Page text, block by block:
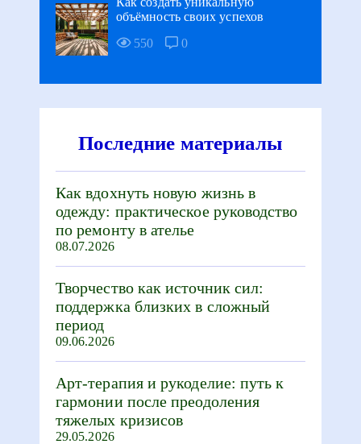
объёмность своих успехов
550
0
Последние материалы
Как вдохнуть новую жизнь в
одежду: практическое руководство
по ремонту в ателье
08.07.2026
Творчество как источник сил:
поддержка близких в сложный
период
09.06.2026
Арт-терапия и рукоделие: путь к
гармонии после преодоления
тяжелых кризисов
29.05.2026